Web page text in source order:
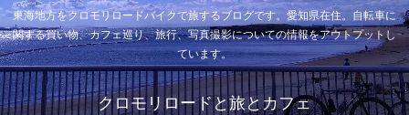
東海地方をクロモリロードバイクで旅するブログです。愛知県在住。自転車に
関する買い物、カフェ巡り、旅行、写真撮影についての情報をアウトプットし
ています。
クロモリロードと旅とカフェ